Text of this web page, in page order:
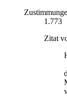
1.773
Zitat